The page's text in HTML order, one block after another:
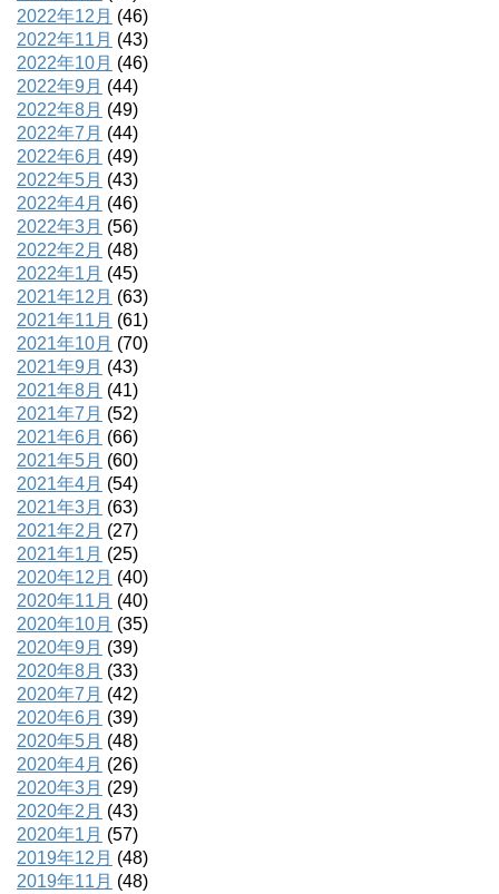
2022年12月 (46)
2022年11月 (43)
2022年10月 (46)
2022年9月 (44)
2022年8月 (49)
2022年7月 (44)
2022年6月 (49)
2022年5月 (43)
2022年4月 (46)
2022年3月 (56)
2022年2月 (48)
2022年1月 (45)
2021年12月 (63)
2021年11月 (61)
2021年10月 (70)
2021年9月 (43)
2021年8月 (41)
2021年7月 (52)
2021年6月 (66)
2021年5月 (60)
2021年4月 (54)
2021年3月 (63)
2021年2月 (27)
2021年1月 (25)
2020年12月 (40)
2020年11月 (40)
2020年10月 (35)
2020年9月 (39)
2020年8月 (33)
2020年7月 (42)
2020年6月 (39)
2020年5月 (48)
2020年4月 (26)
2020年3月 (29)
2020年2月 (43)
2020年1月 (57)
2019年12月 (48)
2019年11月 (48)